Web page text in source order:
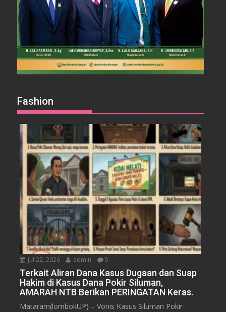
Fashion
Jul 22, 2026 admin 0
Terkait Aliran Dana Kasus Dugaan dan Suap
Hakim di Kasus Dana Pokir Siluman,
AMARAH NTB Berikan PERINGATAN Keras.
Mataram(lombokUP) – Vonis Kasus Siluman Pokir